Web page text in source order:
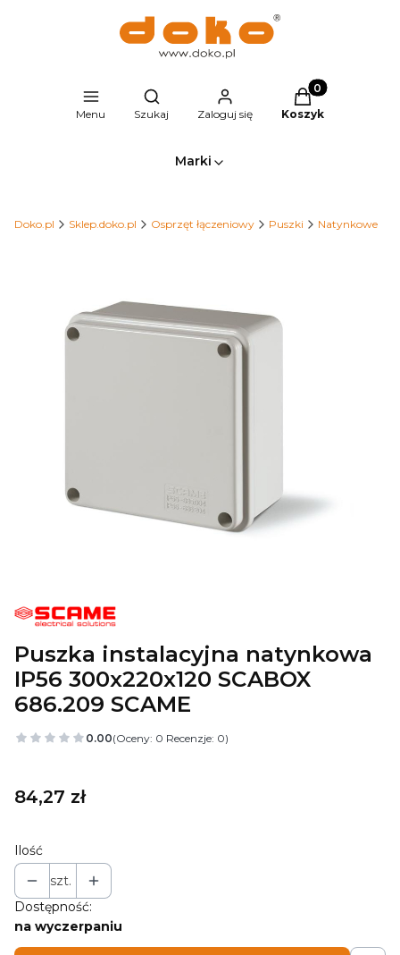
Menu
Otwórz wyszukiwarkę
Szukaj Zaloguj się
Produkty w
Koszyk
Marki
Doko.pl Sklep.doko.pl Osprzęt łączeniowy Puszki Natynkowe
Puszka instalacyjna natynkowa
IP56 300x220x120 SCABOX
686.209 SCAME
0.00(Oceny: 0 Recenzje: 0)
Cena
84,27 zł
Ilość
szt.
Dostępność:
na wyczerpaniu